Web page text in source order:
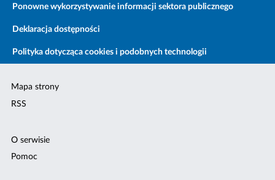
Ponowne wykorzystywanie informacji sektora publicznego
Deklaracja dostępności
Polityka dotycząca cookies i podobnych technologii
Mapa strony
RSS
O serwisie
Pomoc